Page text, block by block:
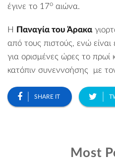
έγινε το 17ο αιώνα.
Η Παναγία του Άρακα
από τους πιστούς, ενώ είναι
για ορισμένες ώρες το πρωί
κατόπιν συνεννοήσης με
SHARE IT
Most